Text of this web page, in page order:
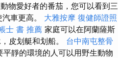
物愛好者的番茄，您可以看到三
車更高。 大雅按摩 復健師證照
士 書 推薦 家庭可以在阿蘭薩斯
皮划艇和划船。 台中南屯整骨
靜的環境的人可以用野生動物